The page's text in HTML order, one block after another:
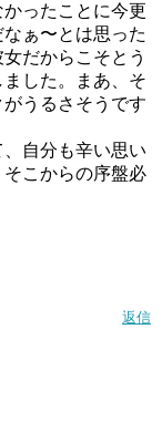
ったことに今更
ぁ〜とは思った
だからこそとう
した。まあ、そ
うるさそうです
自分も辛い思い
こからの序盤必
返信